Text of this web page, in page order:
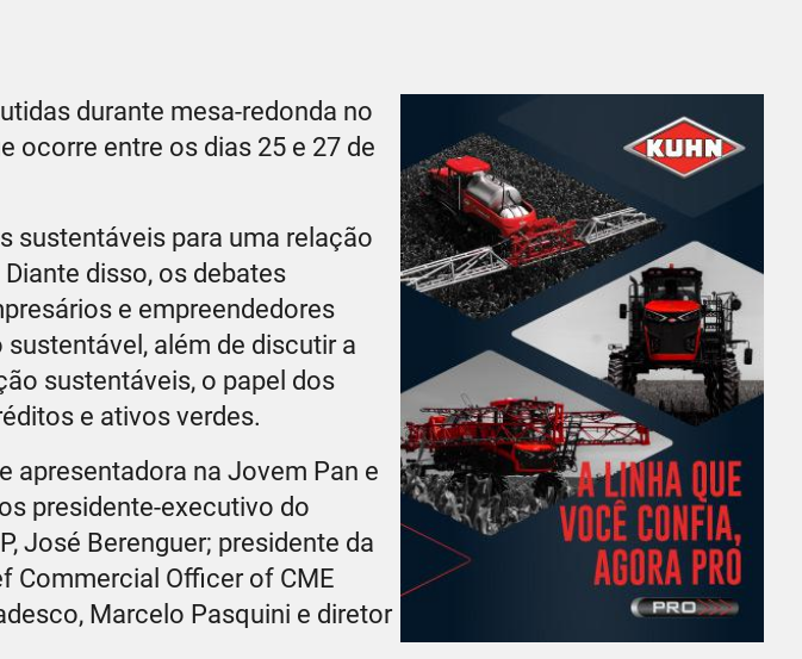
durante mesa-redonda no
ocorre entre os dias 25 e 27 de
sustentáveis para uma relação
disso, os debates
e empreendedores
além de discutir a
sustentáveis, o papel dos
e ativos verdes.
apresentadora na Jovem Pan e
presidente-executivo do
José Berenguer; presidente da
Commercial Officer of CME
Marcelo Pasquini e diretor